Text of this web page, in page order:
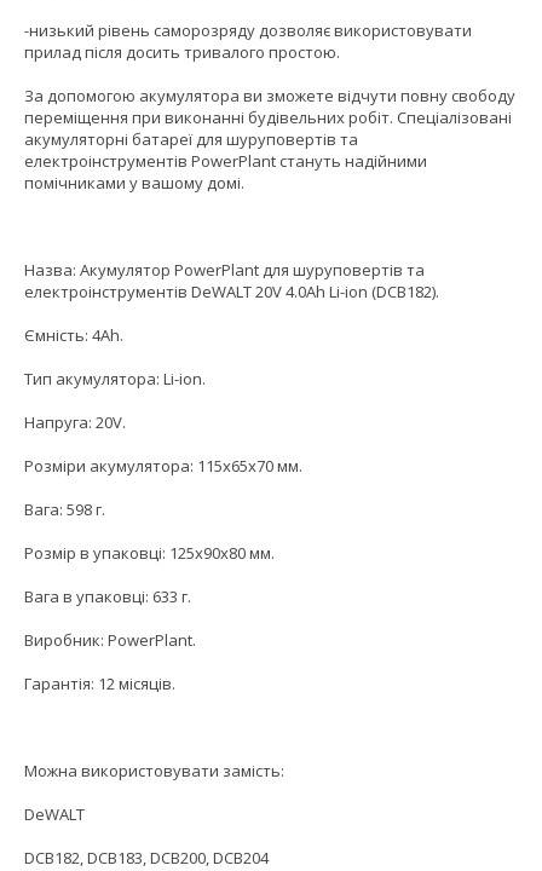
-низький рівень саморозряду дозволяє використовувати
прилад після досить тривалого простою.
За допомогою акумулятора ви зможете відчути повну свободу
переміщення при виконанні будівельних робіт. Спеціалізовані
акумуляторні батареї для шуруповертів та
електроінструментів PowerPlant стануть надійними
помічниками у вашому домі.
Назва: Акумулятор PowerPlant для шуруповертів та
електроінструментів DeWALT 20V 4.0Ah Li-ion (DCB182).
Ємність: 4Ah.
Тип акумулятора: Li-ion.
Напруга: 20V.
Розміри акумулятора: 115x65x70 мм.
Вага: 598 г.
Розмір в упаковці: 125x90x80 мм.
Вага в упаковці: 633 г.
Виробник: PowerPlant.
Гарантія: 12 місяців.
Можна використовувати замість:
DeWALT
DCB182, DCB183, DCB200, DCB204